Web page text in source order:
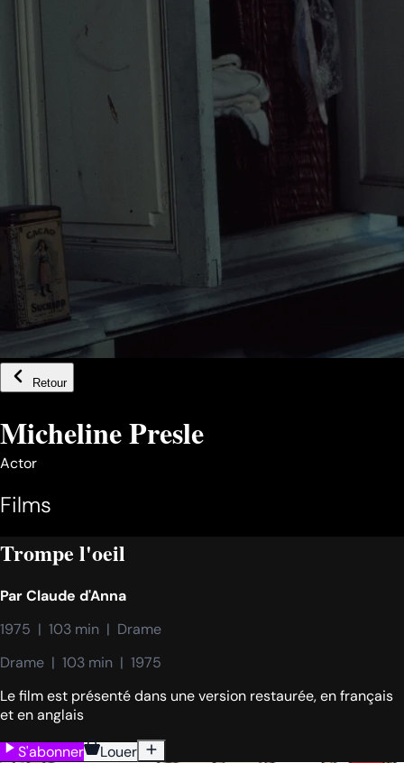
Retour
Micheline Presle
Actor
Films
Trompe l'oeil
ParClaude d'Anna
1975  |  103 min  |  Drame
Drame  |  103 min  |  1975
Le film est présenté dans une version restaurée, en français
et en anglais
S'abonner
Louer